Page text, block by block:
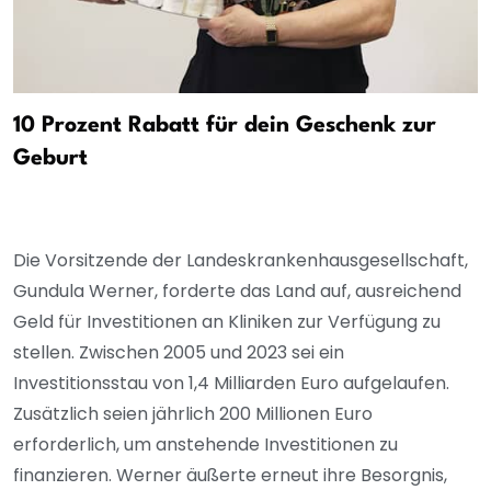
10 Prozent Rabatt für dein Geschenk zur
Geburt
Die Vorsitzende der Landeskrankenhausgesellschaft,
Gundula Werner, forderte das Land auf, ausreichend
Geld für Investitionen an Kliniken zur Verfügung zu
stellen. Zwischen 2005 und 2023 sei ein
Investitionsstau von 1,4 Milliarden Euro aufgelaufen.
Zusätzlich seien jährlich 200 Millionen Euro
erforderlich, um anstehende Investitionen zu
finanzieren. Werner äußerte erneut ihre Besorgnis,